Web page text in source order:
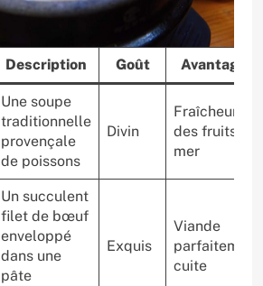
Description Goût Avantages
Une soupe
traditionnelle
provençale
de poissons
Divin
Fraîcheur
des fruits de
mer
Un succulent
filet de bœuf
enveloppé
dans une
pâte
Exquis
Viande
parfaitement
cuite